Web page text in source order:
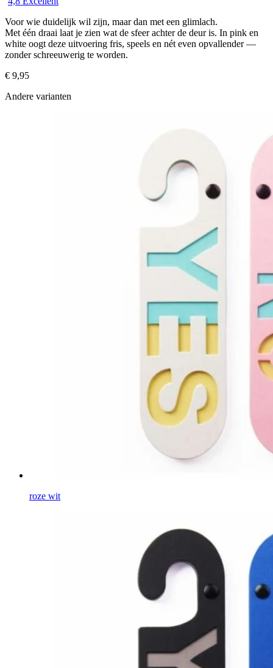
Voor wie duidelijk wil zijn, maar dan met een glimlach.
Met één draai laat je zien wat de sfeer achter de deur is. In pink en
white oogt deze uitvoering fris, speels en nét even opvallender —
zonder schreeuwerig te worden.
€ 9,95
Andere varianten
roze wit